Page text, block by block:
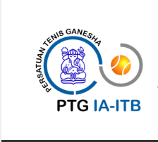
content